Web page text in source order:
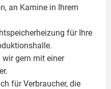
an Kamine in Ihrem
für Ihre
wir gern mit einer
für Verbraucher, die